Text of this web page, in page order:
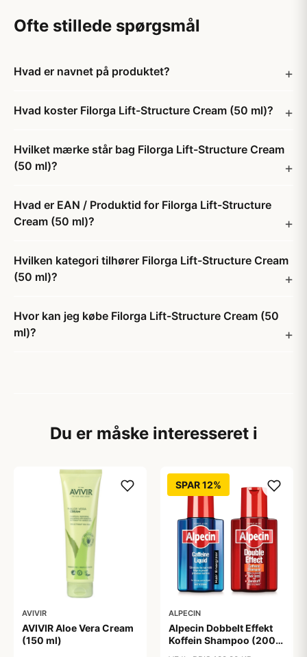
Ofte stillede spørgsmål
Hvad er navnet på produktet?
Hvad koster Filorga Lift-Structure Cream (50 ml)?
Hvilket mærke står bag Filorga Lift-Structure Cream
(50 ml)?
Hvad er EAN / Produktid for Filorga Lift-Structure
Cream (50 ml)?
Hvilken kategori tilhører Filorga Lift-Structure Cream
(50 ml)?
Hvor kan jeg købe Filorga Lift-Structure Cream (50
ml)?
Du er måske interesseret i
AVIVIR
AVIVIR Aloe Vera Cream
(150 ml)
SPAR 12%
ALPECIN
Alpecin Dobbelt Effekt
Koffein Shampoo (200